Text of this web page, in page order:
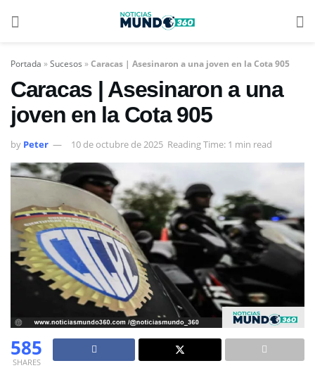
Portada »Sucesos »Caracas | Asesinaron a una joven en la Cota 905
Caracas | Asesinaron a una
joven en la Cota 905
by Peter 10 de octubre de 2025 Reading Time: 1 min read
585
SHARES